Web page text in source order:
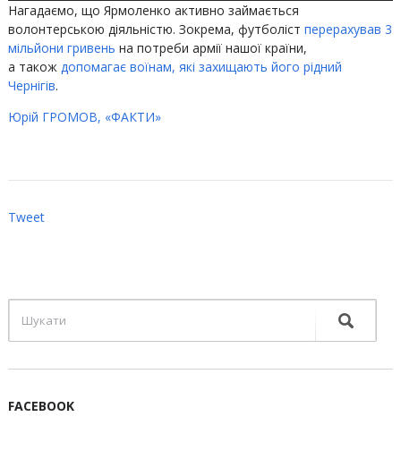
Нагадаємо, що Ярмоленко активно займається
волонтерською діяльністю. Зокрема, футболіст перерахував 3
мільйони гривень на потреби армії нашої країни,
а також допомагає воїнам, які захищають його рідний
Чернігів.
Юрій ГРОМОВ, «ФАКТИ»
Tweet
FACEBOOK